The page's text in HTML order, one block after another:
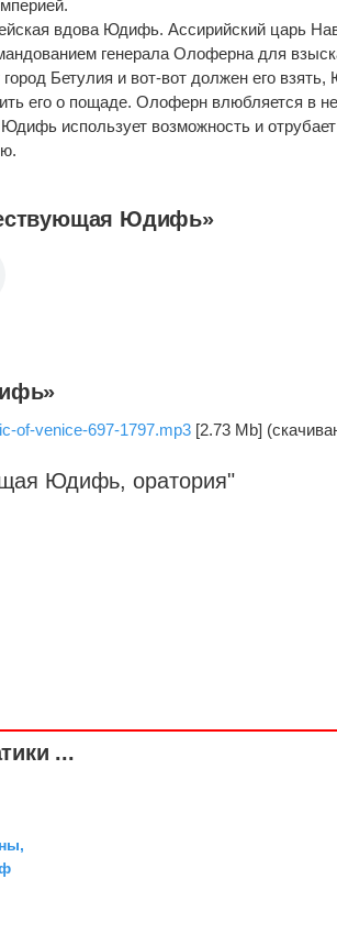
вдова Юдифь. Ассирийский царь
генерала Олоферна для
Бетулия и вот-вот должен его
его о пощаде. Олоферн влюбляется в
использует возможность и отрубает
Юдифь»
of-venice-697-1797.mp3 [2.73 Mb]
Юдифь, оратория"
...